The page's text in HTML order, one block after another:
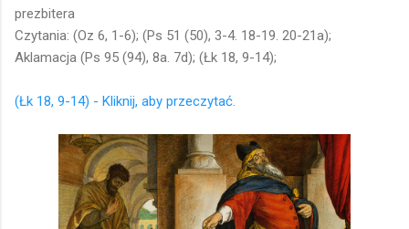
prezbitera
Czytania: (Oz 6, 1-6); (Ps 51 (50), 3-4. 18-19. 20-21a);
Aklamacja (Ps 95 (94), 8a. 7d); (Łk 18, 9-14);
(Łk 18, 9-14) - Kliknij, aby przeczytać.